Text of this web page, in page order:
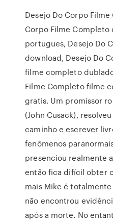
Desejo Do Corpo
Corpo Filme
portugues, Desejo Do
download, Desejo Do
filme completo
Filme Completo filme
gratis. Um promissor
(John Cusack),
caminho e escrever
fenômenos
presenciou realmente
então fica difícil obter
mais Mike é
não encontrou
após a morte. No